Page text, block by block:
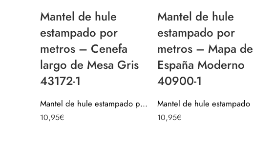
Mantel de hule
estampado por
metros – Cenefa
largo de Mesa Gris
43172-1
Mantel de hule estampado por metros – Cenefa largo de Mesa Gris 43172-1
10,95€
Mantel de hule
estampado por
metros – Mapa de
España Moderno
40900-1
10,95€